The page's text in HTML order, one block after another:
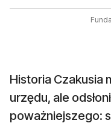
Historia Czakusia
urzędu, ale
poważniejszego: